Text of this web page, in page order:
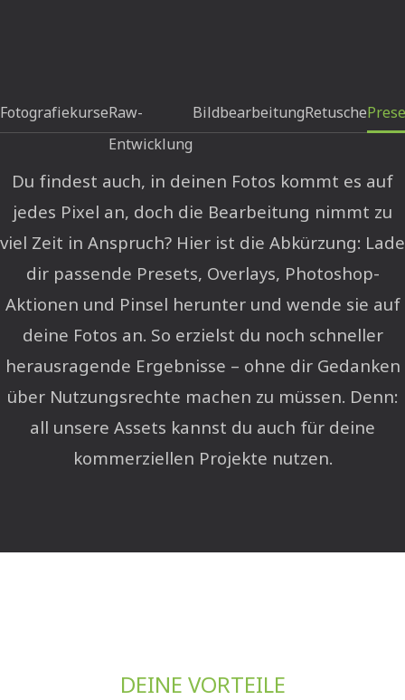
FotografiekurseRaw-
Entwicklung
BildbearbeitungRetusche
Du findest auch, in deinen Fotos kommt es auf
jedes Pixel an, doch die Bearbeitung nimmt zu
viel Zeit in Anspruch? Hier ist die Abkürzung: Lade
dir passende Presets, Overlays, Photoshop-
Aktionen und Pinsel herunter und wende sie auf
deine Fotos an. So erzielst du noch schneller
herausragende Ergebnisse – ohne dir Gedanken
über Nutzungsrechte machen zu müssen. Denn:
all unsere Assets kannst du auch für deine
kommerziellen Projekte nutzen.
DEINE VORTEILE